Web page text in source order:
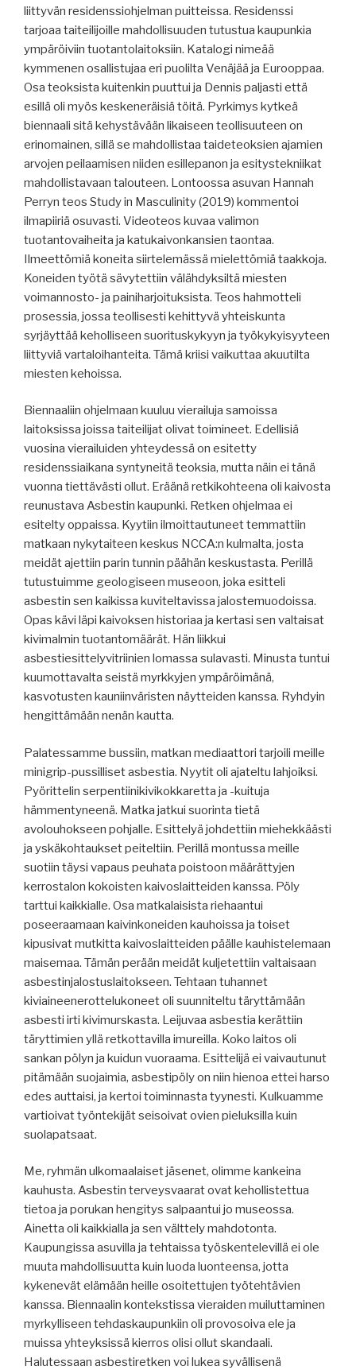
liittyvän residenssiohjelman puitteissa. Residenssi
tarjoaa taiteilijoille mahdollisuuden tutustua kaupunkia
ympäröiviin tuotantolaitoksiin. Katalogi nimeää
kymmenen osallistujaa eri puolilta Venäjää ja Eurooppaa.
Osa teoksista kuitenkin puuttui ja Dennis paljasti että
esillä oli myös keskeneräisiä töitä. Pyrkimys kytkeä
biennaali sitä kehystävään likaiseen teollisuuteen on
erinomainen, sillä se mahdollistaa taideteoksien ajamien
arvojen peilaamisen niiden esillepanon ja esitystekniikat
mahdollistavaan talouteen. Lontoossa asuvan Hannah
Perryn teos Study in Masculinity (2019) kommentoi
ilmapiiriä osuvasti. Videoteos kuvaa valimon
tuotantovaiheita ja katukaivonkansien taontaa.
Ilmeettömiä koneita siirtelemässä mielettömiä taakkoja.
Koneiden työtä sävytettiin välähdyksiltä miesten
voimannosto- ja painiharjoituksista. Teos hahmotteli
prosessia, jossa teollisesti kehittyvä yhteiskunta
syrjäyttää keholliseen suorituskykyyn ja työkykyisyyteen
liittyviä vartaloihanteita. Tämä kriisi vaikuttaa akuutilta
miesten kehoissa.
Biennaaliin ohjelmaan kuuluu vierailuja samoissa
laitoksissa joissa taiteilijat olivat toimineet. Edellisiä
vuosina vierailuiden yhteydessä on esitetty
residenssiaikana syntyneitä teoksia, mutta näin ei tänä
vuonna tiettävästi ollut. Eräänä retkikohteena oli kaivosta
reunustava Asbestin kaupunki. Retken ohjelmaa ei
esitelty oppaissa. Kyytiin ilmoittautuneet temmattiin
matkaan nykytaiteen keskus NCCA:n kulmalta, josta
meidät ajettiin parin tunnin päähän keskustasta. Perillä
tutustuimme geologiseen museoon, joka esitteli
asbestin sen kaikissa kuviteltavissa jalostemuodoissa.
Opas kävi läpi kaivoksen historiaa ja kertasi sen valtaisat
kivimalmin tuotantomäärät. Hän liikkui
asbestiesittelyvitriinien lomassa sulavasti. Minusta tuntui
kuumottavalta seistä myrkkyjen ympäröimänä,
kasvotusten kauniinväristen näytteiden kanssa. Ryhdyin
hengittämään nenän kautta.
Palatessamme bussiin, matkan mediaattori tarjoili meille
minigrip-pussilliset asbestia. Nyytit oli ajateltu lahjoiksi.
Pyörittelin serpentiinikivikokkaretta ja -kuituja
hämmentyneenä. Matka jatkui suorinta tietä
avolouhokseen pohjalle. Esittelyä johdettiin miehekkäästi
ja yskäkohtaukset peiteltiin. Perillä montussa meille
suotiin täysi vapaus peuhata poistoon määrättyjen
kerrostalon kokoisten kaivoslaitteiden kanssa. Pöly
tarttui kaikkialle. Osa matkalaisista riehaantui
poseeraamaan kaivinkoneiden kauhoissa ja toiset
kipusivat mutkitta kaivoslaitteiden päälle kauhistelemaan
maisemaa. Tämän perään meidät kuljetettiin valtaisaan
asbestinjalostuslaitokseen. Tehtaan tuhannet
kiviaineenerottelukoneet oli suunniteltu täryttämään
asbesti irti kivimurskasta. Leijuvaa asbestia kerättiin
täryttimien yllä retkottavilla imureilla. Koko laitos oli
sankan pölyn ja kuidun vuoraama. Esittelijä ei vaivautunut
pitämään suojaimia, asbestipöly on niin hienoa ettei harso
edes auttaisi, ja kertoi toiminnasta tyynesti. Kulkuamme
vartioivat työntekijät seisoivat ovien pieluksilla kuin
suolapatsaat.
Me, ryhmän ulkomaalaiset jäsenet, olimme kankeina
kauhusta. Asbestin terveysvaarat ovat kehollistettua
tietoa ja porukan hengitys salpaantui jo museossa.
Ainetta oli kaikkialla ja sen välttely mahdotonta.
Kaupungissa asuvilla ja tehtaissa työskentelevillä ei ole
muuta mahdollisuutta kuin luoda luonteensa, jotta
kykenevät elämään heille osoitettujen työtehtävien
kanssa. Biennaalin kontekstissa vieraiden muiluttaminen
myrkylliseen tehdaskaupunkiin oli provosoiva ele ja
muissa yhteyksissä kierros olisi ollut skandaali.
Halutessaan asbestiretken voi lukea syvällisenä